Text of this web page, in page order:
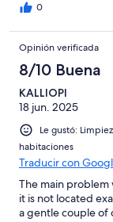
0
Opinión verificada
8/10 Buena
KALLIOPI
18 jun. 2025
Le gustó:
habitaciones
Traducir con
The main
it is not located
a gentle couple of